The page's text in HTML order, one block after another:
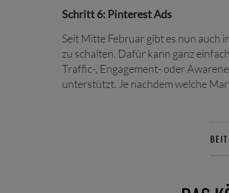
Schritt 6: Pinterest Ads
Seit Mitte Februar gibt es nun auch
zu schalten. Dafür kann ganz
Traffic-, Engagement- oder
unterstützt. Je nachdem welche